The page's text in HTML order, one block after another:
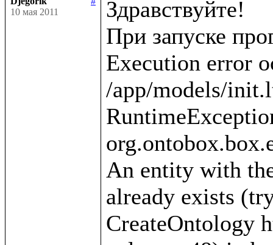
10 мая 2011
Здравствуйте!
При запуске
Execution error
/app/models/
An entity with
already exists
CreateOntology